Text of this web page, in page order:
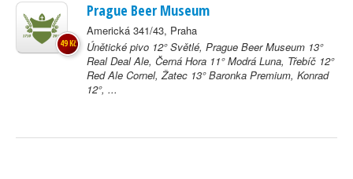
Prague Beer Museum
Americká 341/43, Praha
Únětické pivo 12° Světlé, Prague Beer Museum 13°
Real Deal Ale, Černá Hora 11° Modrá Luna, Třebíč 12°
Red Ale Cornel, Žatec 13° Baronka Premium, Konrad
12°, ...
49 Kč